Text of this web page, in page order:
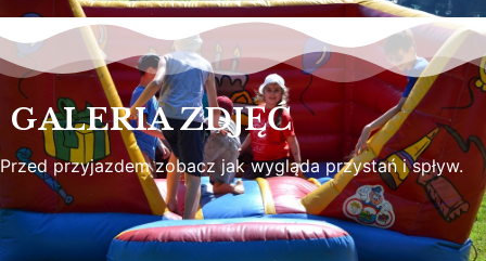
GALERIA ZDJĘĆ
Przed przyjazdem zobacz jak wygląda przystań i spływ.